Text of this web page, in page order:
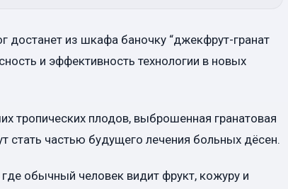
достанет из шкафа баночку “джекфрут-гранат
и эффективность технологии в новых
тропических плодов, выброшенная гранатовая
стать частью будущего лечения больных дёсен.
обычный человек видит фрукт, кожуру и